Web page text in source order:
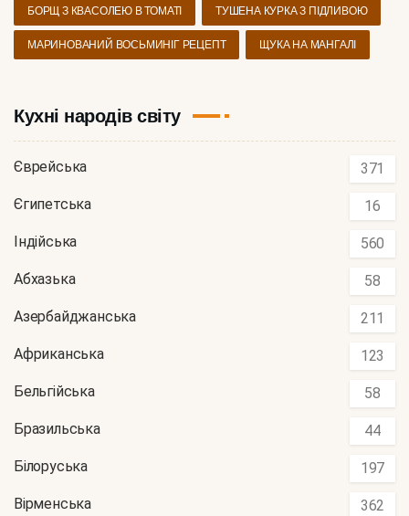
БОРЩ З КВАСОЛЕЮ В ТОМАТІ ТУШЕНА КУРКА З ПІДЛИВОЮ
МАРИНОВАНИЙ ВОСЬМИНІГ РЕЦЕПТ ЩУКА НА МАНГАЛІ
Кухні народів світу
Єврейська 371
Єгипетська 16
Індійська 560
Абхазька 58
Азербайджанська 211
Африканська 123
Бельгійська 58
Бразильська 44
Білоруська 197
Вірменська 362